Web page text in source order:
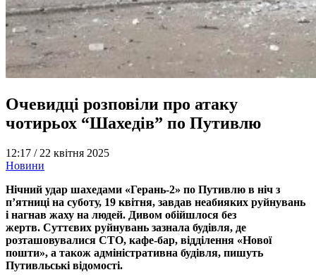
Очевидці розповіли про атаку
чотирьох “Шахедів” по Путивлю
12:17 / 22 квітня 2025
Новини
Нічний удар шахедами «Герань-2» по Путивлю в ніч з
п’ятниці на суботу, 19 квітня, завдав неабияких руйнувань
і нагнав жаху на людей. Дивом обійшлося без
жертв. Суттєвих руйнувань зазнала будівля, де
розташовувалися СТО, кафе-бар, відділення «Нової
пошти», а також адміністративна будівля, пишуть
Путивльські відомості.